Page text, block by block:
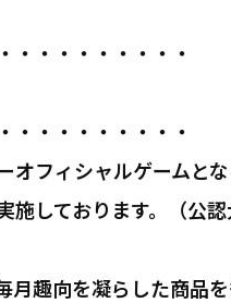
・・・・・・・・・
・・・・・・・・・
オフィシャルゲームと
施しております。（公
月趣向を凝らした商品